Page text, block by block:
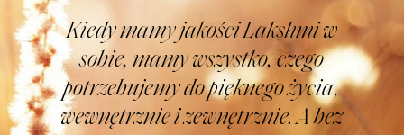
Kiedy mamy jakości Lakshmi w
sobie, mamy wszystko, czego
potrzebujemy do pięknego życia,
wewnętrznie i zewnętrznie. A bez